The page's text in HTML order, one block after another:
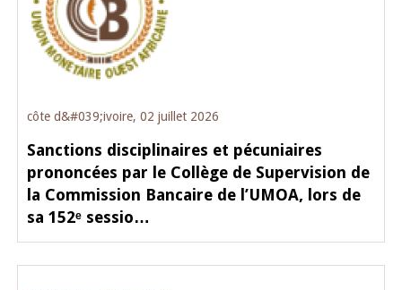
côte d&#039;ivoire, 02 juillet 2026
Sanctions disciplinaires et pécuniaires
prononcées par le Collège de Supervision de
la Commission Bancaire de l’UMOA, lors de
sa 152ᵉ sessio…